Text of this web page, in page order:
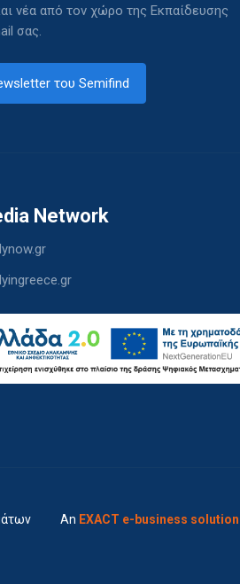
νέα από τον χώρο της Εκπαίδευσης
σας.
του Semifind
Network
An EXACT e-business